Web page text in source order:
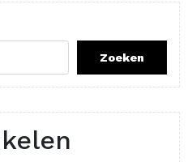
Zoeken